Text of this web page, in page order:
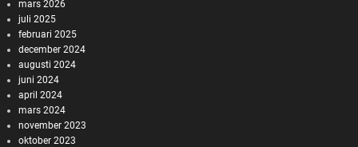
mars 2026
juli 2025
februari 2025
december 2024
augusti 2024
juni 2024
april 2024
mars 2024
november 2023
oktober 2023